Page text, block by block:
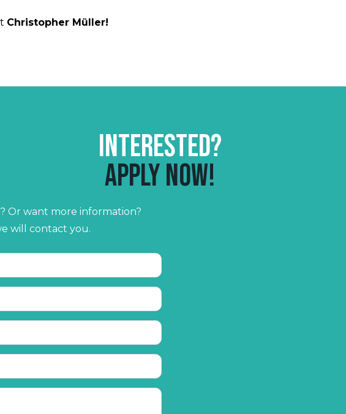
Christopher Müller!
Interested?
Apply now!
Or want more information?
will contact you.